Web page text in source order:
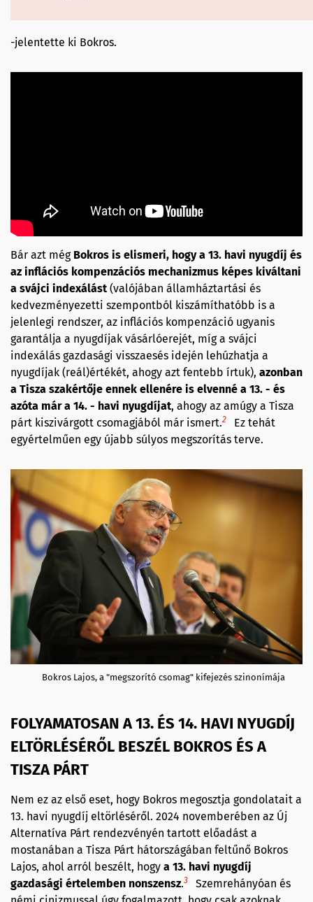
-jelentette ki Bokros.
Bár azt még Bokros is elismeri, hogy a 13. havi nyugdíj és
az inflációs kompenzációs mechanizmus képes kiváltani
a svájci indexálást(valójában államháztartási és
kedvezményezetti szempontból kiszámíthatóbb is a
jelenlegi rendszer, az inflációs kompenzáció ugyanis
garantálja a nyugdíjak vásárlóerejét, míg a svájci
indexálás gazdasági visszaesés idején lehúzhatja a
nyugdíjak (reál)értékét, ahogy azt fentebb írtuk), azonban
a Tisza szakértője ennek ellenére is elvenné a 13. - és
azóta már a 14. - havi nyugdíjat, ahogy az amúgy a Tisza
párt kiszivárgott csomagjából már ismert.2
Ez tehát
egyértelműen egy újabb súlyos megszorítás terve.
Bokros Lajos, a "megszorító csomag" kifejezés szinonímája
FOLYAMATOSAN A 13. ÉS 14. HAVI NYUGDÍJ
ELTÖRLÉSÉRŐL BESZÉL BOKROS ÉS A
TISZA PÁRT
Nem ez az első eset, hogy Bokros megosztja gondolatait a
13. havi nyugdíj eltörléséről. 2024 novemberében az Új
Alternatíva Párt rendezvényén tartott előadást a
mostanában a Tisza Párt hátországában feltűnő Bokros
Lajos, ahol arról beszélt, hogy a 13. havi nyugdíj
gazdasági értelemben nonszensz.3
Szemrehányóan és